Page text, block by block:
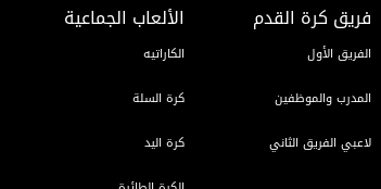
فريق كرة القدم
الفريق الأول
المدرب والموظفين
لاعبي الفريق الثاني
الألعاب الجماعية
الكاراتيه
كرة السلة
كرة اليد